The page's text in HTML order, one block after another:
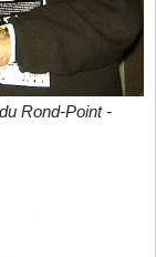
Rond-Point -